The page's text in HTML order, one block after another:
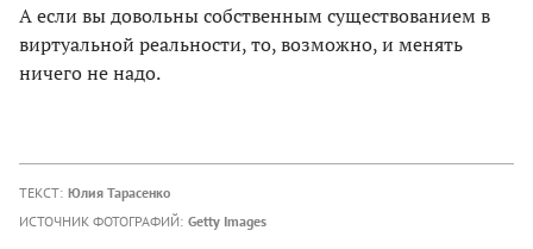
А если вы довольны собственным существованием в
виртуальной реальности, то, возможно, и менять
ничего не надо.
ТЕКСТ: Юлия Тарасенко
ИСТОЧНИК ФОТОГРАФИЙ: Getty Images